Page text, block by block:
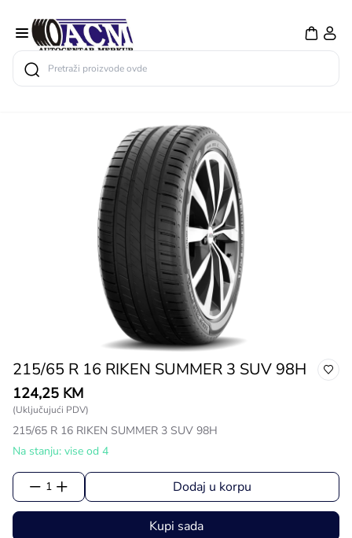
Search
215/65 R 16 RIKEN SUMMER 3 SUV 98H
124,25 KM
(Uključujući PDV)
215/65 R 16 RIKEN SUMMER 3 SUV 98H
Na stanju: vise od 4
1 Dodaj u korpu
Kupi sada